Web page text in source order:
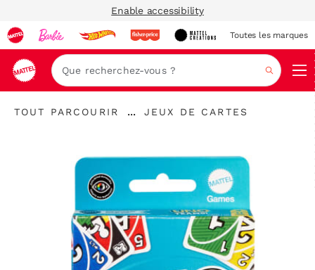
Enable accessibility
Toutes les marques
"Tout
TOUT PARCOURIR
...
d’Ariane
"
JEUX DE CARTES